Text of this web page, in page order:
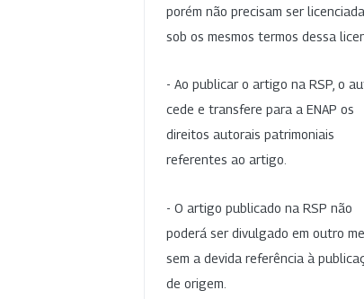
porém não precisam ser
sob os mesmos termos dessa
- Ao publicar o artigo na RSP, o
cede e transfere para a ENAP os
direitos autorais patrimoniais
referentes ao artigo.
- O artigo publicado na RSP não
poderá ser divulgado em outro
sem a devida referência à
de origem.